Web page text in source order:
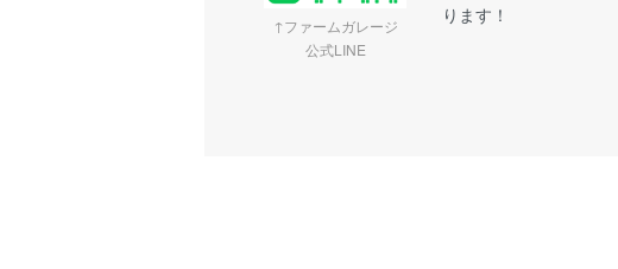
↑ファームガレージ
公式LINE
ります！